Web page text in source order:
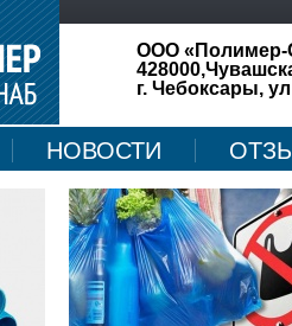
ООО «Полимер-
г. Чебоксары,
НОВОСТИ